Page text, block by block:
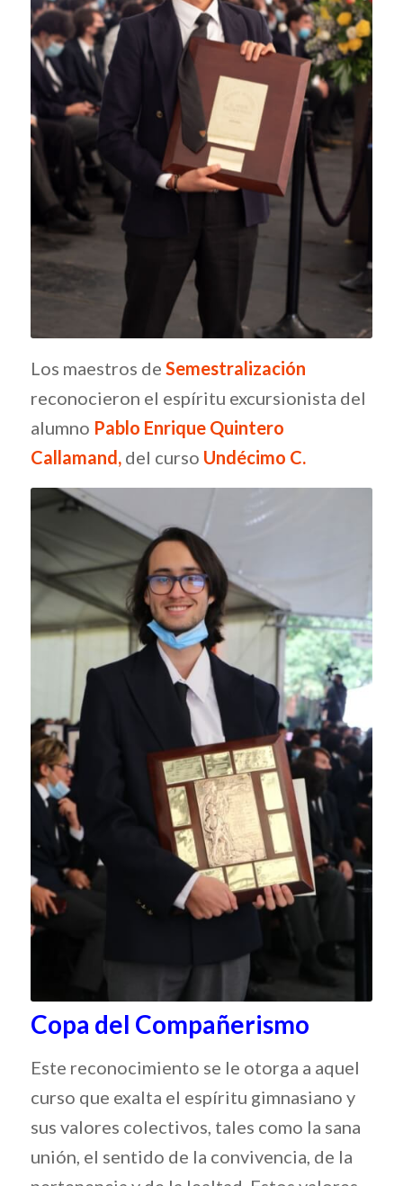
Los maestros de Semestralización
reconocieron el espíritu excursionista del
alumno Pablo Enrique Quintero
Callamand, del curso Undécimo C.
Copa del Compañerismo
Este reconocimiento se le otorga a aquel
curso que exalta el espíritu gimnasiano y
sus valores colectivos, tales como la sana
unión, el sentido de la convivencia, de la